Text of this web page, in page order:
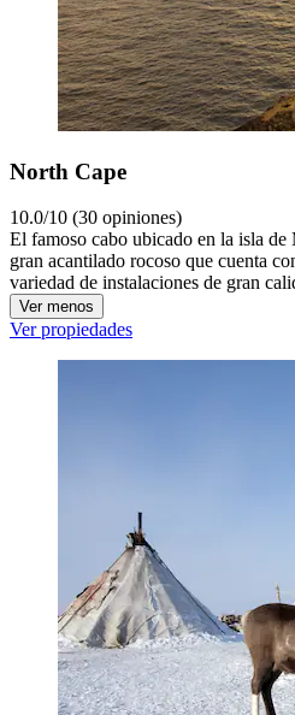
North Cape
10.0/10 (30 opiniones)
El famoso cabo ubicado en la isla de
gran acantilado rocoso que cuenta
variedad de instalaciones de gran
Ver menos
Ver propiedades